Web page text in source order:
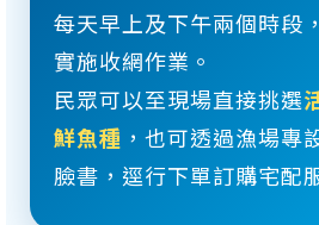
每天早上及下午兩個時段
實施收網作業。
民眾可以至現場直接挑選
鮮魚種 ，也可透過漁場專
臉書，逕行下單訂購宅配